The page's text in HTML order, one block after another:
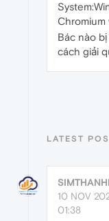
Chromium
Bác nào
cách giải
LATEST
10 NOV
01:38